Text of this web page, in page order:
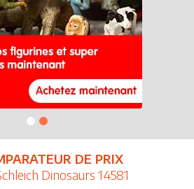
DE PRIX
Dinosaurs 14581